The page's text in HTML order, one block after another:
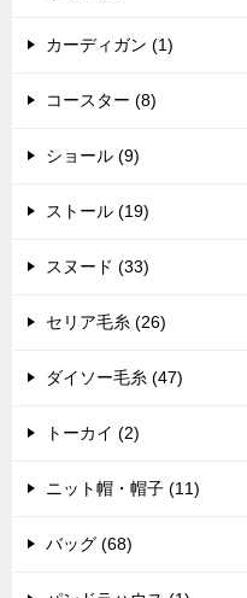
カーディガン (1)
コースター (8)
ショール (9)
ストール (19)
スヌード (33)
セリア毛糸 (26)
ダイソー毛糸 (47)
トーカイ (2)
ニット帽・帽子 (11)
バッグ (68)